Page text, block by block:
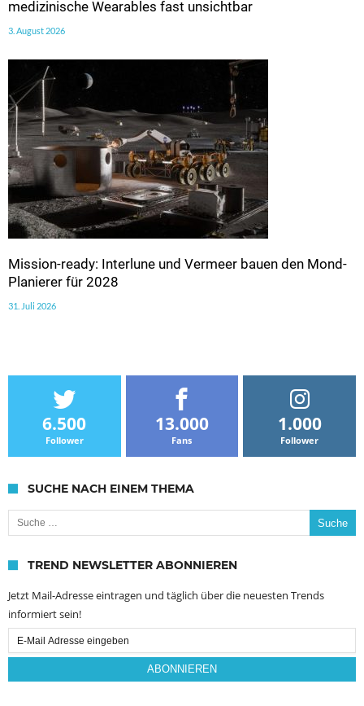
medizinische Wearables fast unsichtbar
3. August 2026
Mission-ready: Interlune und Vermeer bauen den Mond-
Planierer für 2028
31. Juli 2026
6.500
Follower
13.000
Fans
1.000
Follower
SUCHE NACH EINEM THEMA
Suche nach:
TREND NEWSLETTER ABONNIEREN
Jetzt Mail-Adresse eintragen und täglich über die neuesten Trends
informiert sein!
Email
Subscription
ABONNIEREN